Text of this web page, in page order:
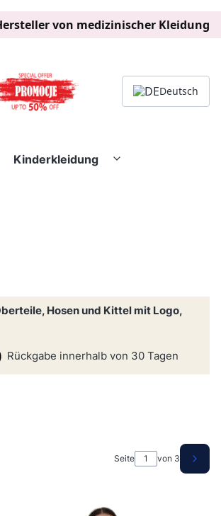
von medizinischer Kleidung
0. Details anzeigen
Deutsch
Kinderkleidung
Hosen und Kittel mit Logo,
Rückgabe innerhalb von 30 Tagen
Seite von 3